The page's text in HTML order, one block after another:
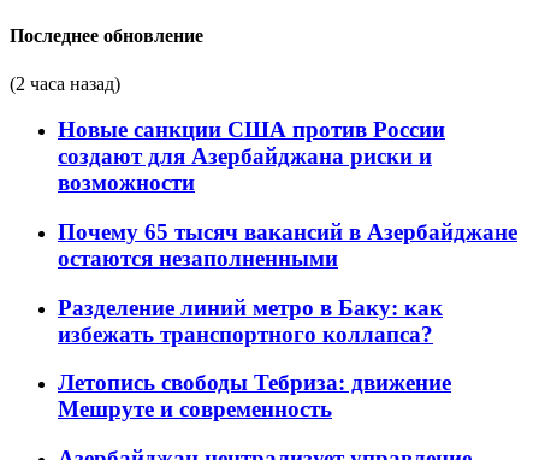
Последнее обновление
(2 часа назад)
Новые санкции США против России
создают для Азербайджана риски и
возможности
Почему 65 тысяч вакансий в Азербайджане
остаются незаполненными
Разделение линий метро в Баку: как
избежать транспортного коллапса?
Летопись свободы Тебриза: движение
Мешруте и современность